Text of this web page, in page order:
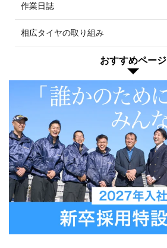
作業日誌
相広タイヤの取り組み
おすすめページ